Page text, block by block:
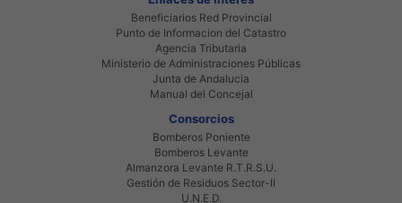
Beneficiarios Red Provincial
Punto de Informacion del Catastro
Agencia Tributaria
Ministerio de Administraciones Públicas
Junta de Andalucia
Manual del Concejal
Consorcios
Bomberos Poniente
Bomberos Levante
Almanzora Levante R.T.R.S.U.
Gestión de Residuos Sector-II
U.N.E.D.